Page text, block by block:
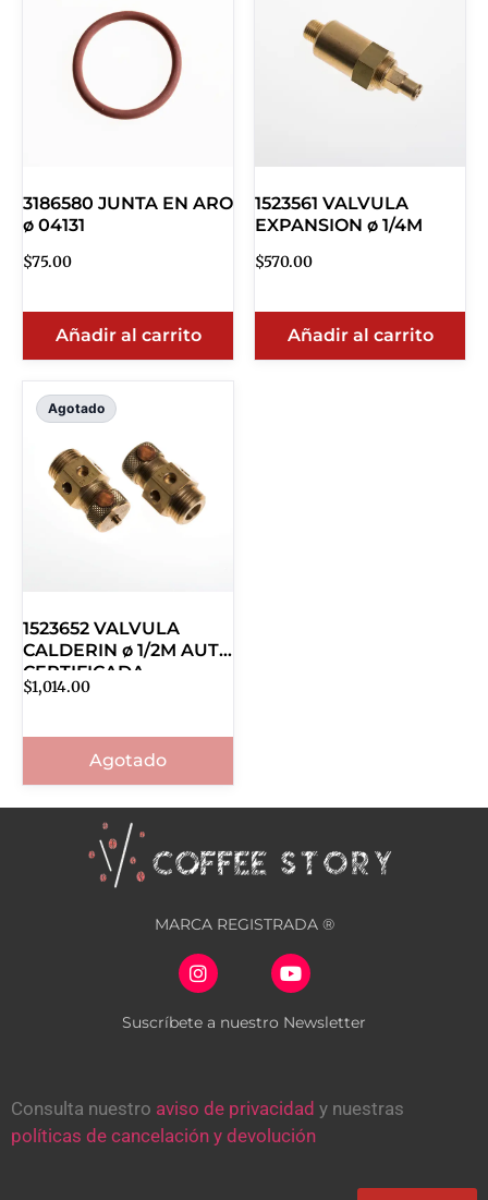
3186580 JUNTA EN ARO
ø 04131
$75.00
Añadir al carrito
1523561 VALVULA
EXPANSION ø 1/4M
$570.00
Añadir al carrito
Agotado
1523652 VALVULA
CALDERIN ø 1/2M AUTO
CERTIFICADA
$1,014.00
Agotado
MARCA REGISTRADA ®
Suscríbete a nuestro Newsletter
Consulta nuestro aviso de privacidad y nuestras
políticas de cancelación y devolución